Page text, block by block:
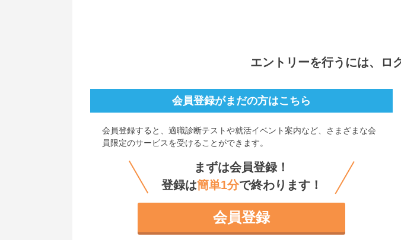
エントリーを行うには、ロ
会員登録がまだの方はこちら
会員登録すると、 適職診断テストや就活イベント案内など、さまざまな会
員限定のサービスを受けることができます。
まずは会員登録！
登録は簡単1分で終わります！
会員登録